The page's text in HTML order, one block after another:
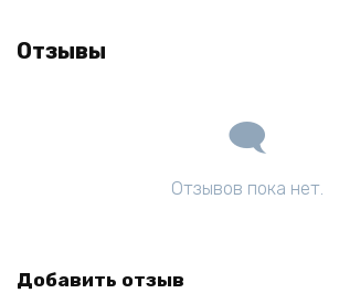
Отзывы
Отзывов пока нет.
Добавить отзыв